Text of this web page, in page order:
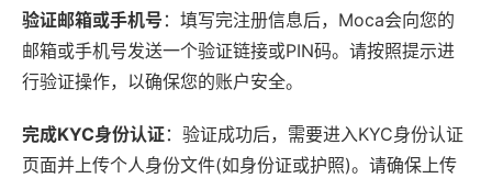
验证邮箱或手机号 ：填写完注册信息后，Moca会向您的
邮箱或手机号发送一个验证链接或PIN码。请按照提示进
行验证操作，以确保您的账户安全。
完成KYC身份认证：验证成功后，需要进入KYC身份认证
页面并上传个人身份文件(如身份证或护照)。请确保上传